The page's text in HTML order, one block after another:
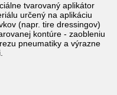
tvarovaný aplikátor
určený na aplikáciu
(napr. tire dressingov)
kontúre - zaobleniu
pneumatiky a výrazne